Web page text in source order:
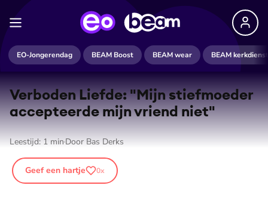
EO-Jongerendag BEAM Boost BEAM wear BEAM kerkdienst
Verboden Liefde: "Mijn stiefmoeder
accepteerde mijn vriend niet"
Leestijd:1minDoorBas Derks
Geef een hartje 0x